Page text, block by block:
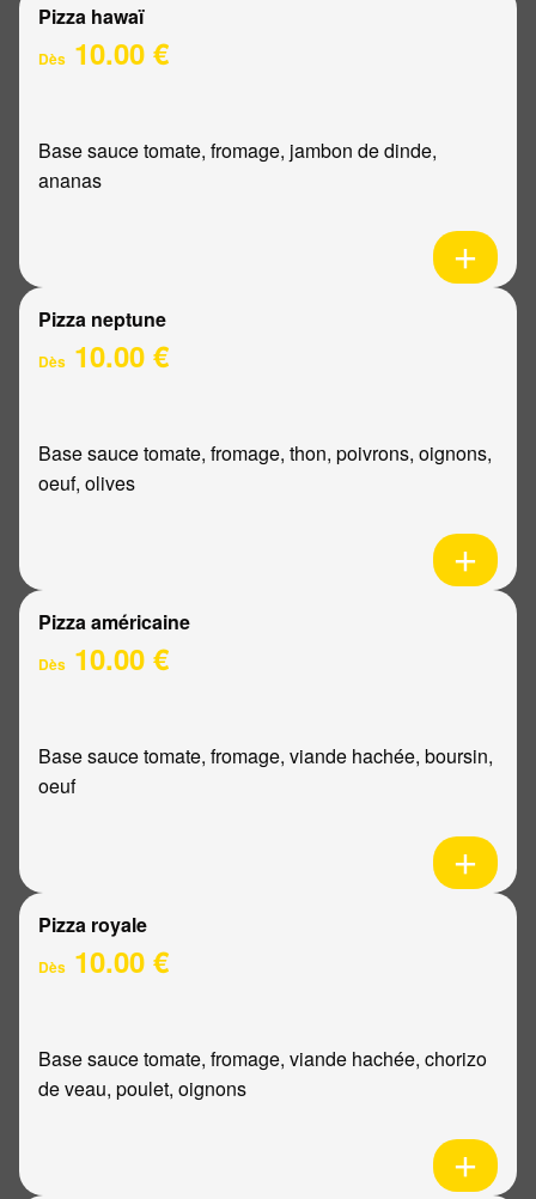
Pizza hawaï
Dès 10.00 €
Base sauce tomate, fromage, jambon de dinde,
ananas
Pizza neptune
Dès 10.00 €
Base sauce tomate, fromage, thon, poivrons, oignons,
oeuf, olives
Pizza américaine
Dès 10.00 €
Base sauce tomate, fromage, viande hachée, boursin,
oeuf
Pizza royale
Dès 10.00 €
Base sauce tomate, fromage, viande hachée, chorizo
de veau, poulet, oignons